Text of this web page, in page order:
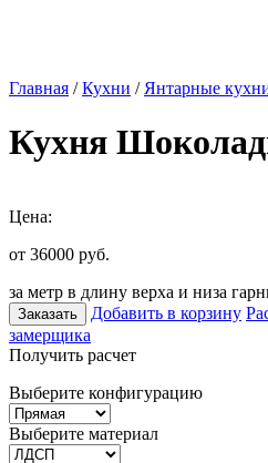
Главная /Кухни / Янтарные
Кухня
Цена:
от 36000 руб.
за метр в длину верха и низа
Заказать Добавить в корзину
замерщика
Получить расчет
Выберите конфигурацию
Выберите материал